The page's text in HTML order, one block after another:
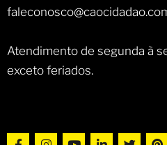
Atendimento de segunda à
exceto feriados.